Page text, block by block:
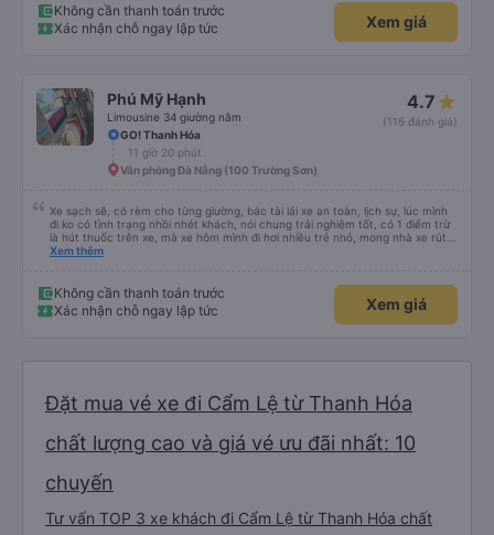
Không cần thanh toán trước
Xác nhận chỗ ngay lập tức
Xem giá
Phú Mỹ Hạnh
Limousine 34 giường nằm
4.7
(116 đánh giá)
GO! Thanh Hóa
11 giờ 20 phút
Văn phòng Đà Nẵng (100 Trường Sơn)
Xe sạch sẽ, có rèm cho từng giường, bác tài lái xe an toàn, lịch sự, lúc mình
đi ko có tình trạng nhồi nhét khách, nói chung trải nghiệm tốt, có 1 điểm trừ
là hút thuốc trên xe, mà xe hôm mình đi hơi nhiều trẻ nhỏ, mong nhà xe rút
kinh nghiệm khi đọc đc bình luận này
Xem thêm
Không cần thanh toán trước
Xác nhận chỗ ngay lập tức
Xem giá
Đặt mua vé xe đi Cẩm Lệ từ Thanh Hóa
chất lượng cao và giá vé ưu đãi nhất: 10
chuyến
Tư vấn TOP 3 xe khách đi Cẩm Lệ từ Thanh Hóa chất